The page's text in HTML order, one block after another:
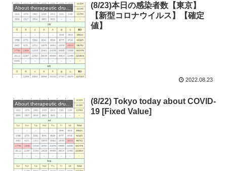
(8/23)本日の感染者数【東京】
【新型コロナウイルス】【確定
値】
2022.08.23
(8/22) Tokyo today about COVID-
19 [Fixed Value]